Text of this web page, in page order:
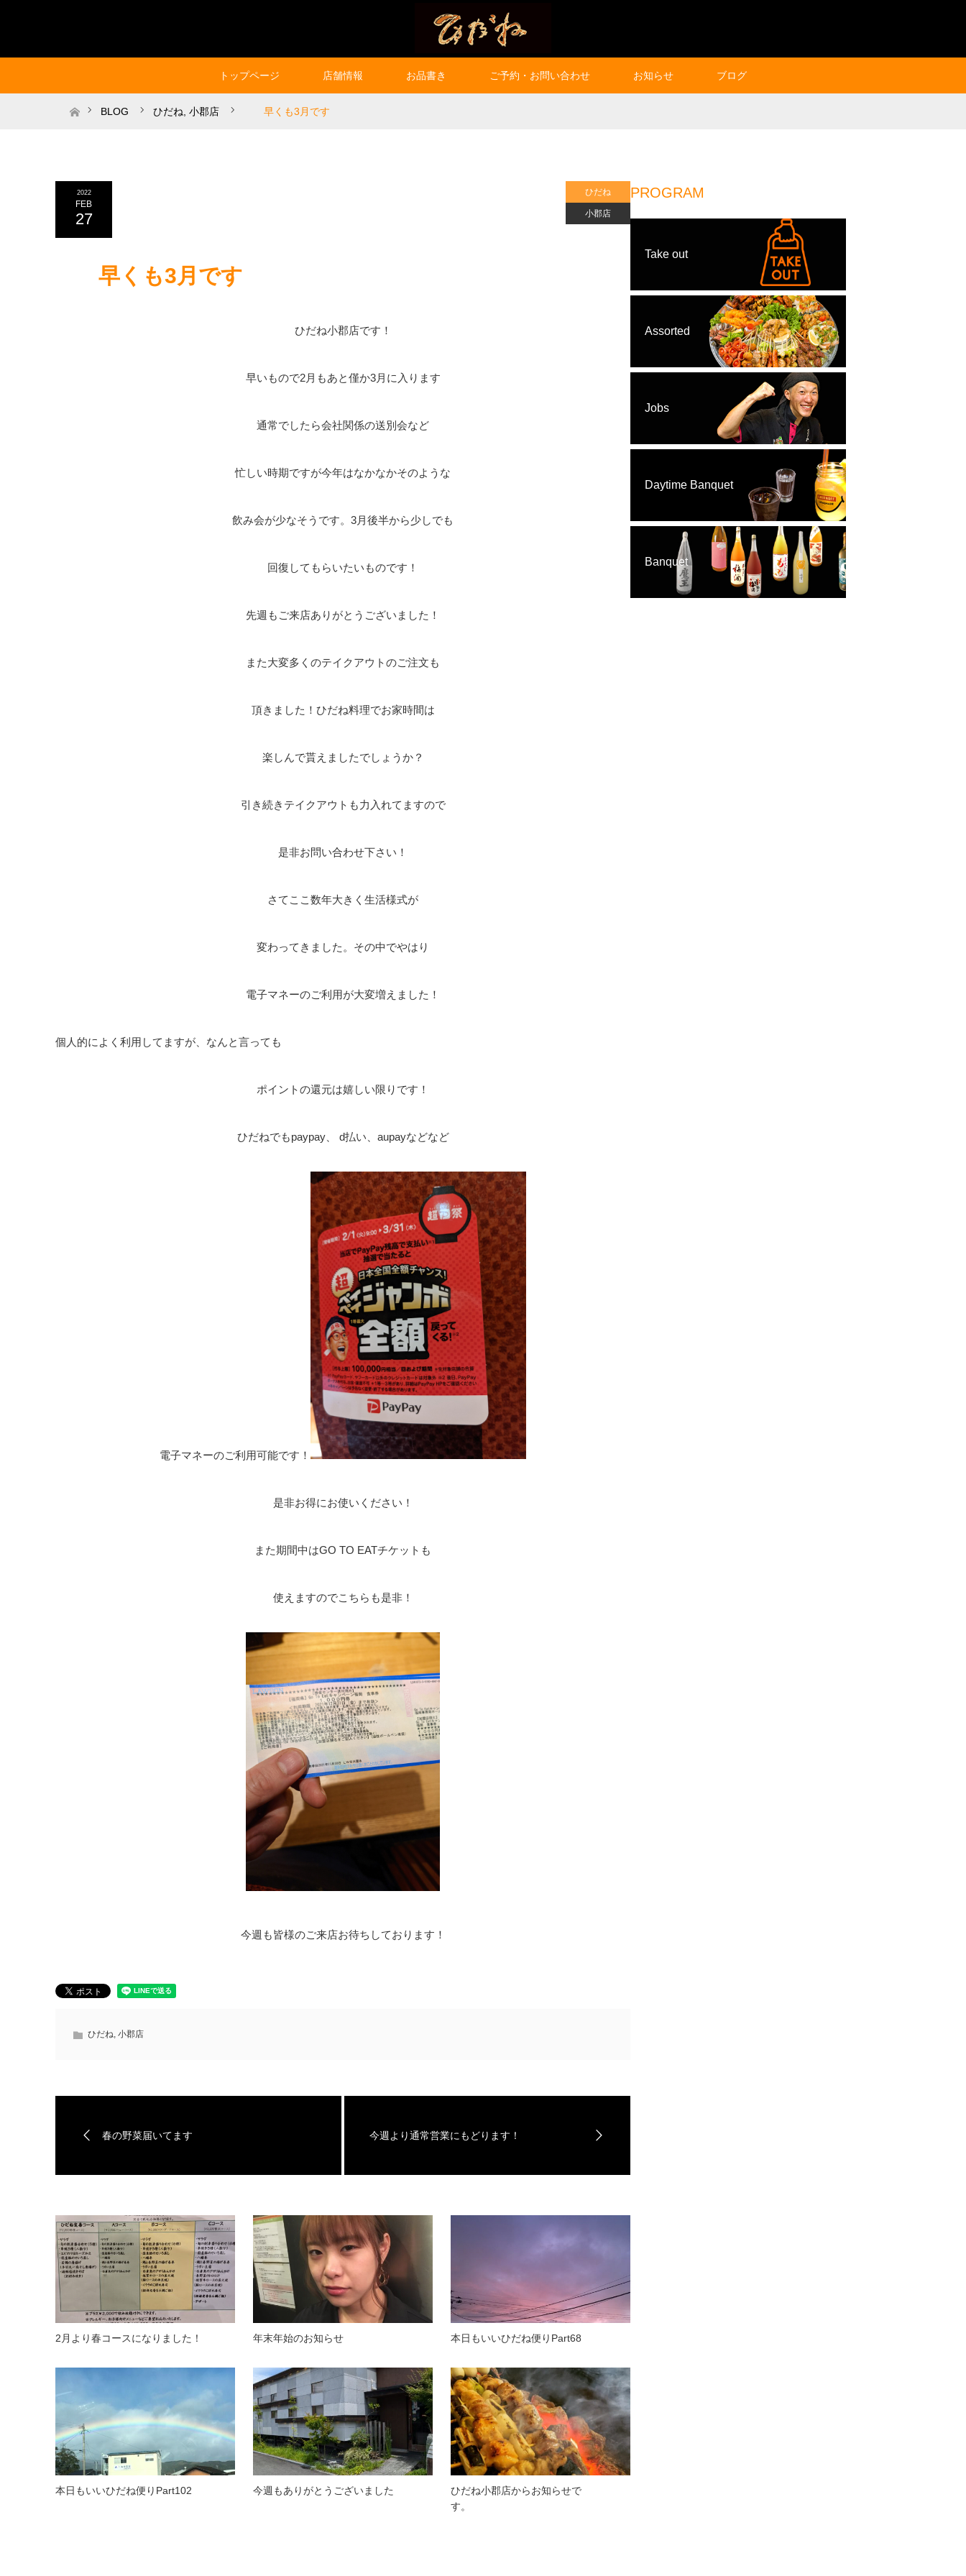
トップページ 店舗情報 お品書き ご予約・お問い合わせ お知らせ ブログ
ホームBLOG ひだね 小郡店 早くも3月です
2022
FEB
27
ひだね
小郡店
早くも3月です
ひだね小郡店です！
早いもので2月もあと僅か3月に入ります
通常でしたら会社関係の送別会など
忙しい時期ですが今年はなかなかそのような
飲み会が少なそうです。3月後半から少しでも
回復してもらいたいものです！
先週もご来店ありがとうございました！
また大変多くのテイクアウトのご注文も
頂きました！ひだね料理でお家時間は
楽しんで貰えましたでしょうか？
引き続きテイクアウトも力入れてますので
是非お問い合わせ下さい！
さてここ数年大きく生活様式が
変わってきました。その中でやはり
電子マネーのご利用が大変増えました！
個人的によく利用してますが、なんと言っても
ポイントの還元は嬉しい限りです！
ひだねでもpaypay、 d払い、aupayなどなど
電子マネーのご利用可能です！
是非お得にお使いください！
また期間中はGO TO EATチケットも
使えますのでこちらも是非！
今週も皆様のご来店お待ちしております！
ひだね, 小郡店
春の野菜届いてます 今週より通常営業にもどります！
2月より春コースになりました！ 年末年始のお知らせ 本日もいいひだね便りPart68
本日もいいひだね便りPart102 今週もありがとうございました
ひだね小郡店からお知らせで
す。
PROGRAM
Take out
Assorted
Jobs
Daytime Banquet
Banquet